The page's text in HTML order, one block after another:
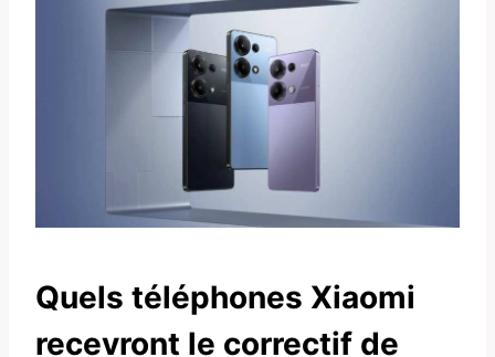
Quels téléphones Xiaomi
recevront le correctif de